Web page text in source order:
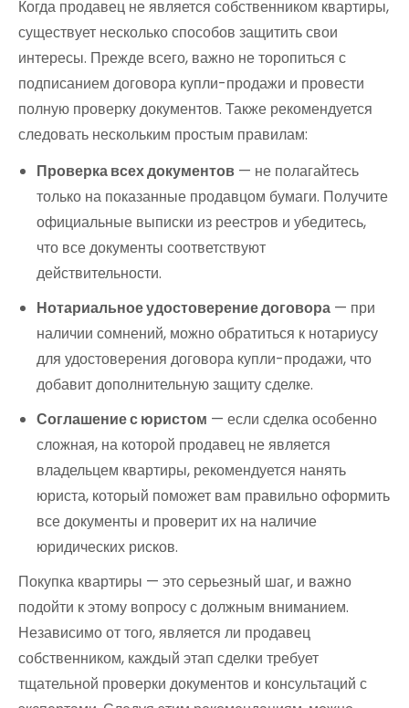
Когда продавец не является собственником квартиры,
существует несколько способов защитить свои
интересы. Прежде всего, важно не торопиться с
подписанием договора купли-продажи и провести
полную проверку документов. Также рекомендуется
следовать нескольким простым правилам:
Проверка всех документов — не полагайтесь
только на показанные продавцом бумаги. Получите
официальные выписки из реестров и убедитесь,
что все документы соответствуют
действительности.
Нотариальное удостоверение договора — при
наличии сомнений, можно обратиться к нотариусу
для удостоверения договора купли-продажи, что
добавит дополнительную защиту сделке.
Соглашение с юристом — если сделка особенно
сложная, на которой продавец не является
владельцем квартиры, рекомендуется нанять
юриста, который поможет вам правильно оформить
все документы и проверит их на наличие
юридических рисков.
Покупка квартиры — это серьезный шаг, и важно
подойти к этому вопросу с должным вниманием.
Независимо от того, является ли продавец
собственником, каждый этап сделки требует
тщательной проверки документов и консультаций с